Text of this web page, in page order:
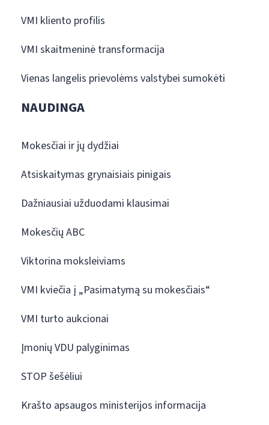
VMI kliento profilis
VMI skaitmeninė transformacija
Vienas langelis prievolėms valstybei sumokėti
NAUDINGA
Mokesčiai ir jų dydžiai
Atsiskaitymas grynaisiais pinigais
Dažniausiai užduodami klausimai
Mokesčių ABC
Viktorina moksleiviams
VMI kviečia į „Pasimatymą su mokesčiais“
VMI turto aukcionai
Įmonių VDU palyginimas
STOP šešėliui
Krašto apsaugos ministerijos informacija